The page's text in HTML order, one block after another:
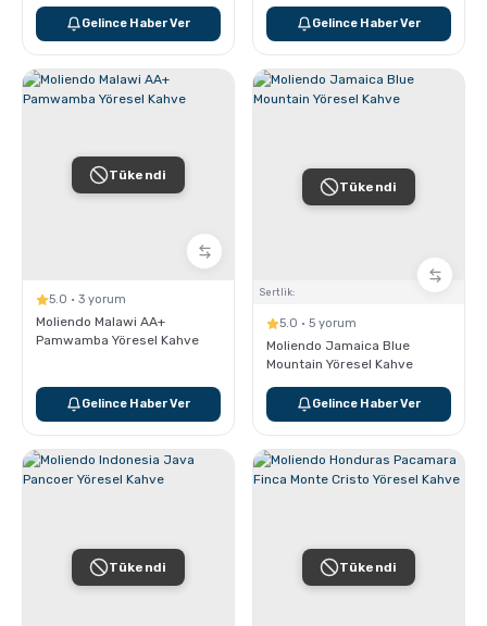
Gelince Haber Ver Gelince Haber Ver
Tükendi
5.0 · 3 yorum
Moliendo Malawi AA+
Pamwamba Yöresel Kahve
Gelince Haber Ver
Tükendi
Sertlik:
5.0 · 5 yorum
Moliendo Jamaica Blue
Mountain Yöresel Kahve
Gelince Haber Ver
Tükendi Tükendi